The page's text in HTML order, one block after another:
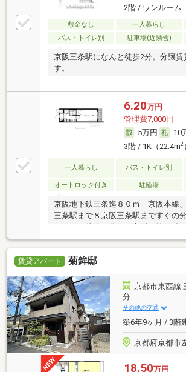
2階 / ワンルーム
敷金なし 一人暮らし
バス・トイレ別
駐車場(近隣含)
京阪三条駅になんと徒歩2分。分譲
す。
6.20万円
管理費7,000円
5万円
10
3階 / 1K（22.4m2
一人暮らし バス・トイレ別
オートロック付き
駐輪場
京阪地下鉄三条迄８０ｍ 京阪本線
三条駅まで８京阪三条駅まですぐの
ンです（徒歩１分）。京阪、地下鉄
ス。敷金、更新料ナシです。嬉しい
浴室乾燥機、システムキッチンなど
トロック、ＴＶホンでセ
賃貸アパート 菊鉾邸
京都市東西線
分
その他の交通
築6年9ヶ月 / 3階
京都府京都市
18.50万円